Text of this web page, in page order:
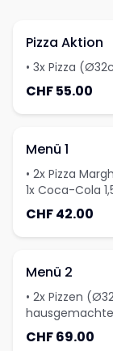
Pizza Aktion
• 3x Pizza
CHF 55.00
Menü 1
• 2x Pizza Margherita
1x Coca-Cola
CHF 42.00
Menü 2
• 2x Pizzen
Pommes Frites
CHF 69.00